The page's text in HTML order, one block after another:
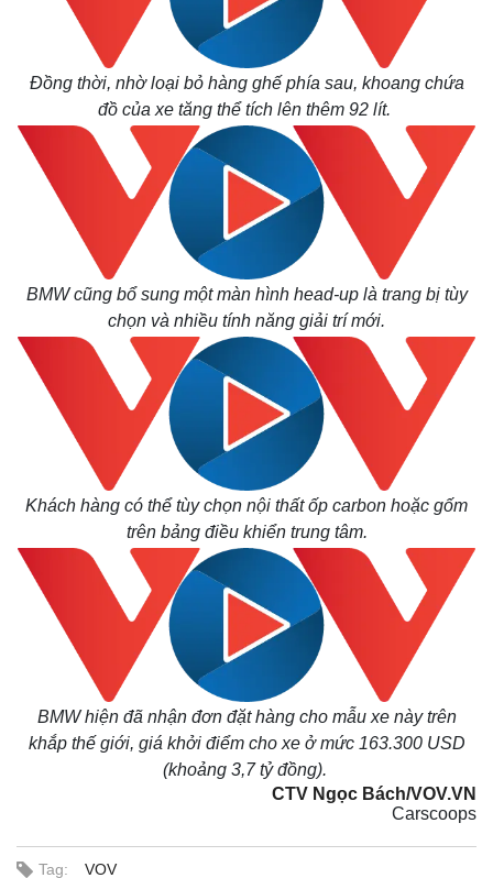
Đồng thời, nhờ loại bỏ hàng ghế phía sau, khoang chứa
đồ của xe tăng thể tích lên thêm 92 lít.
BMW cũng bổ sung một màn hình head-up là trang bị tùy
chọn và nhiều tính năng giải trí mới.
Khách hàng có thể tùy chọn nội thất ốp carbon hoặc gốm
trên bảng điều khiển trung tâm.
BMW hiện đã nhận đơn đặt hàng cho mẫu xe này trên
khắp thế giới, giá khởi điểm cho xe ở mức 163.300 USD
(khoảng 3,7 tỷ đồng).
CTV Ngọc Bách/VOV.VN
Carscoops
Tag: VOV